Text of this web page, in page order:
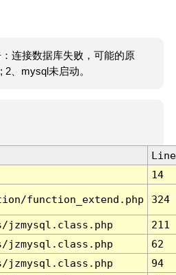
连接数据库失败，可能的原
、mysql未启动。
Line
14
function_extend.php 324
jzmysql.class.php
211
jzmysql.class.php
62
jzmysql.class.php
94